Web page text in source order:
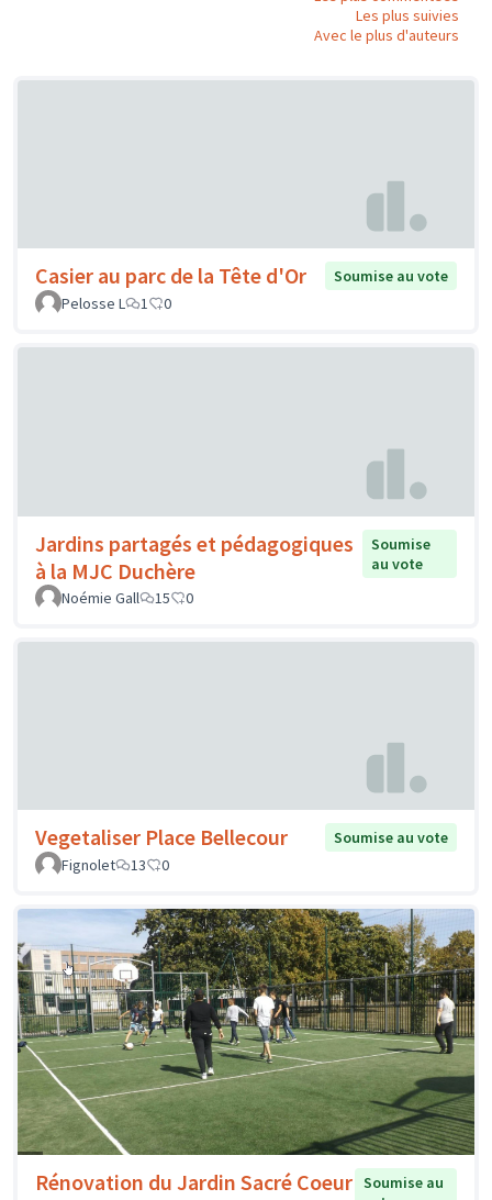
Les plus suivies
Avec le plus d'auteurs
Casier au parc de la Tête d'Or
Soumise au vote
Pelosse L
1 0
Jardins partagés et pédagogiques
à la MJC Duchère
Soumise
au vote
Noémie Gall
15 0
Vegetaliser Place Bellecour
Soumise au vote
Fignolet
13 0
Rénovation du Jardin Sacré Coeur Soumise au